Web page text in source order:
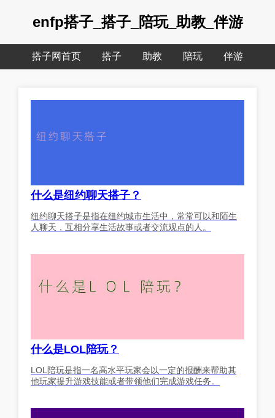
enfp搭子_搭子_陪玩_助教_伴游
搭子网首页 搭子 助教 陪玩 伴游
什么是纽约聊天搭子？
纽约聊天搭子是指在纽约城市生活中，常常可以和陌生
人聊天，互相分享生活故事或者交流观点的人。
什么是LOL陪玩？
LOL陪玩是指一名高水平玩家会以一定的报酬来帮助其
他玩家提升游戏技能或者带领他们完成游戏任务。